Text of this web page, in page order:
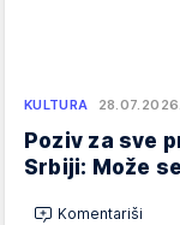
KULTURA 28.07.2026.
Poziv za sve
Srbiji: Može
Komentariši